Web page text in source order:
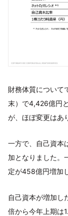
財務体質について
末）で4,426億円
が、ほぼ変更はあ
一方で、自己資本
加となりました。
定が458億円増加
自己資本が増加し
倍から今年上期は